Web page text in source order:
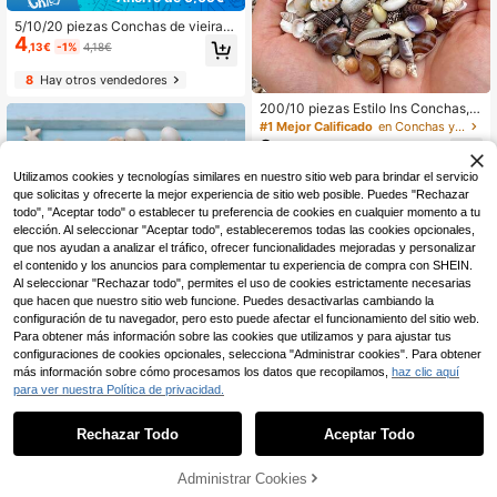
5/10/20 piezas Conchas de vieira n
aturales, Conchas marinas blancas
de 3 pulgadas para decoración del
hogar, Decoración de conchas mari
nas para pintura DIY, hornear, play
a, boda
4,13€ -1% 4,18€
8Hay otros vendedores
20 piezas/10 piezas/1 pieza Tortug
de playa de verano, Serie de océan
#4 Más vendidos en Verano Acentos y accesorios de decoración del h
200/10 piezas Estilo Ins Conchas, E
strellas de Mar, Caracolas Paquete
Mezclado Aleatorio - Material de D
ecoración DIY Hecho a Mano, Deco
ración de Botellas de Conchas Mini
Coloridas/Decoración de Acuario, D
ecoración del Hogar Sala de Estar,
Decoración de Jardín, Accesorios d
e Marco de Arte Arte de Pared, Ador
nos Decorativos, Adecuado para M
anualidades DIY, Materiales de Arte
sanía para Adultos, Decoraciones d
e Tanque de Peces, Decoración de
Fiesta de Playa, Decoraciones Navi
deñas (Conchas Naturales Puras, V
arios Estilos, Pueden Diferir de las I
mágenes, Agujeros o Daños Leves
Son Normales, Por Favor Tenga en
#1 Mejor Calificado en Conchas y estrellas de mar
2
Concha de mar en espiral de color r
ojo brillante natural: Durable, apta p
ara decoración de acuario de agua
dulce y salada, decoración única p
17 Left
5,98€
0
Utilizamos cookies y tecnologías similares en nuestro sitio web para brindar el servicio
que solicitas y ofrecerte la mejor experiencia de sitio web posible. Puedes "Rechazar
todo", "Aceptar todo" o establecer tu preferencia de cookies en cualquier momento a tu
elección. Al seleccionar "Aceptar todo", estableceremos todas las cookies opcionales,
que nos ayudan a analizar el tráfico, ofrecer funcionalidades mejoradas y personalizar
el contenido y los anuncios para complementar tu experiencia de compra con SHEIN.
Al seleccionar "Rechazar todo", permites el uso de cookies estrictamente necesarias
que hacen que nuestro sitio web funcione. Puedes desactivarlas cambiando la
configuración de tu navegador, pero esto puede afectar el funcionamiento del sitio web.
Para obtener más información sobre las cookies que utilizamos y para ajustar tus
configuraciones de cookies opcionales, selecciona "Administrar cookies". Para obtener
más información sobre cómo procesamos los datos que recopilamos, haz clic aquí
para ver nuestra Política de privacidad.
Rechazar Todo Aceptar Todo
Administrar Cookies